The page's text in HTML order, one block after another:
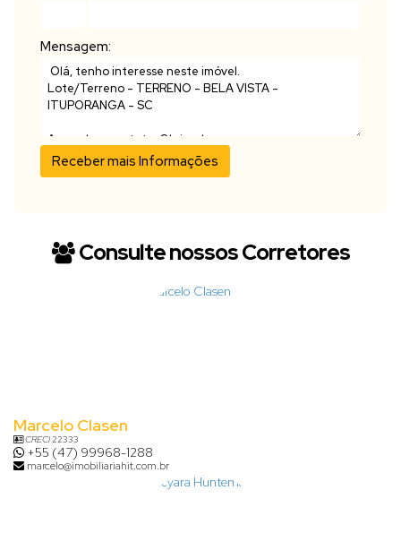
Mensagem:
Consulte nossos Corretores
Marcelo Clasen
CRECI22333
+55 (47) 99968-1288
marcelo@imobiliariahit.com.br